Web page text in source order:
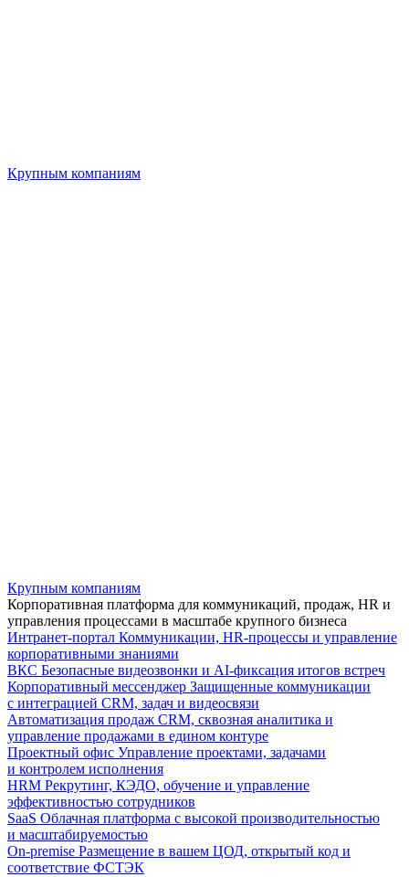
Крупным компаниям
Крупным компаниям
Корпоративная платформа для коммуникаций, продаж, HR и
управления процессами в масштабе крупного бизнеса
Интранет-портал Коммуникации, HR-процессы и управление
корпоративными знаниями
ВКС Безопасные видеозвонки и AI-фиксация итогов встреч
Корпоративный мессенджер Защищенные коммуникации
с интеграцией CRM, задач и видеосвязи
Автоматизация продаж CRM, сквозная аналитика и
управление продажами в едином контуре
Проектный офис Управление проектами, задачами
и контролем исполнения
HRM Рекрутинг, КЭДО, обучение и управление
эффективностью сотрудников
SaaS Облачная платформа с высокой производительностью
и масштабируемостью
On-premise Размещение в вашем ЦОД, открытый код и
соответствие ФСТЭК